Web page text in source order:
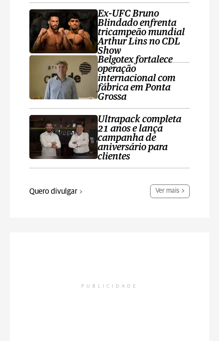
Ex-UFC Bruno
Blindado enfrenta
tricampeão mundial
Arthur Lins no CDL
Show
Belgotex fortalece
operação
internacional com
fábrica em Ponta
Grossa
Ultrapack completa
21 anos e lança
campanha de
aniversário para
clientes
Quero divulgar Ver mais
PUBLICIDADE